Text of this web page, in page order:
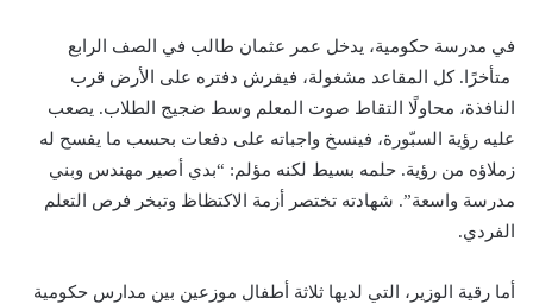
في مدرسة حكومية، يدخل عمر عثمان طالب في الصف الرابع
متأخرًا. كل المقاعد مشغولة، فيفرش دفتره على الأرض قرب
النافذة، محاولًا التقاط صوت المعلم وسط ضجيج الطلاب. يصعب
عليه رؤية السبّورة، فينسخ واجباته على دفعات بحسب ما يفسح له
زملاؤه من رؤية. حلمه بسيط لكنه مؤلم: “بدي أصير مهندس وبني
مدرسة واسعة”. شهادته تختصر أزمة الاكتظاظ وتبخر فرص التعلم
الفردي.
أما رقية الوزير، التي لديها ثلاثة أطفال موزعين بين مدارس حكومية